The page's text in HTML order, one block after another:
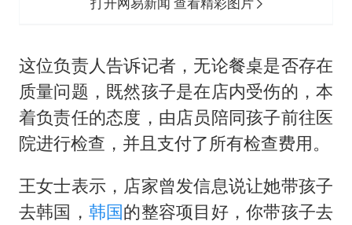
这位负责人告诉记者，无论餐桌是否存在
质量问题，既然孩子是在店内受伤的，本
着负责任的态度，由店员陪同孩子前往医
院进行检查，并且支付了所有检查费用。
王女士表示，店家曾发信息说让她带孩子
去韩国， 韩国的整容项目好，你带孩子去